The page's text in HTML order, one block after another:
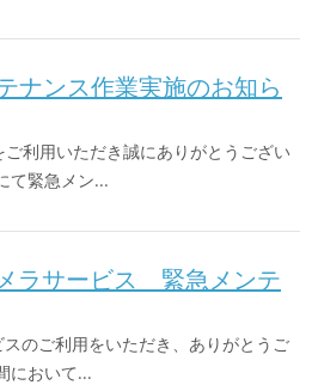
ナンス作業実施のお知ら
利用いただき誠にありがとうござい
て緊急メン...
ラサービス 緊急メンテ
のご利用をいただき、ありがとうご
において...